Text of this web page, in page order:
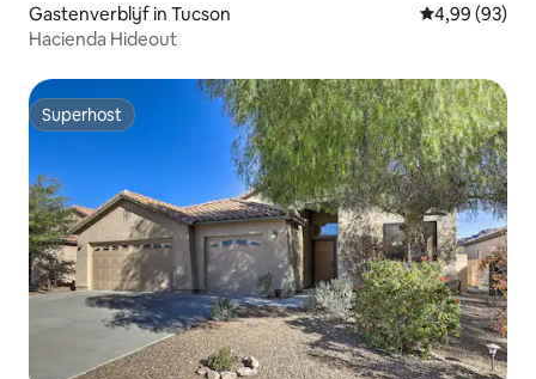
Gastenverblijf in Tucson Gemiddelde
4,99 (93)
Hacienda Hideout
Superhost
Superhost